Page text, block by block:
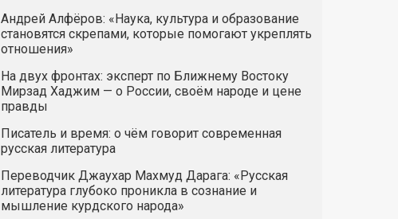
Андрей Алфёров: «Наука, культура и образование
становятся скрепами, которые помогают укреплять
отношения»
На двух фронтах: эксперт по Ближнему Востоку
Мирзад Хаджим — о России, своём народе и цене
правды
Писатель и время: о чём говорит современная
русская литература
Переводчик Джаухар Махмуд Дарага: «Русская
литература глубоко проникла в сознание и
мышление курдского народа»